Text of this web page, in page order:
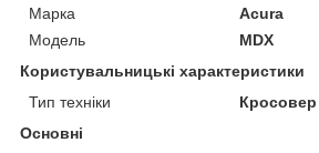
Марка
Acura
Модель
MDX
Користувальницькі характеристики
Тип техніки
Кросовер
Основні